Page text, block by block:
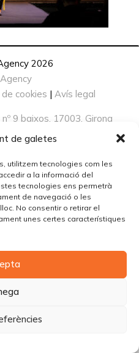
de galetes
utilitzem tecnologies com les
a la informació del
tecnologies ens permetrà
de navegació o les
No consentir o retirar el
unes certes característiques
2026
cookies | Avís legal
9 baixos, 17003, Girona